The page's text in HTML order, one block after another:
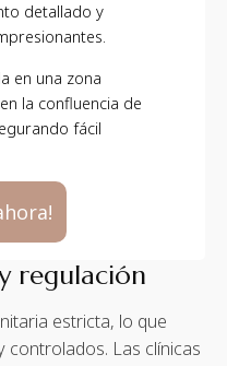
detallado y
en una zona
la confluencia de
fácil
regulación
estricta, lo que
Las clínicas